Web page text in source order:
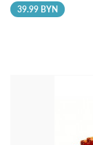
39.99 BYN